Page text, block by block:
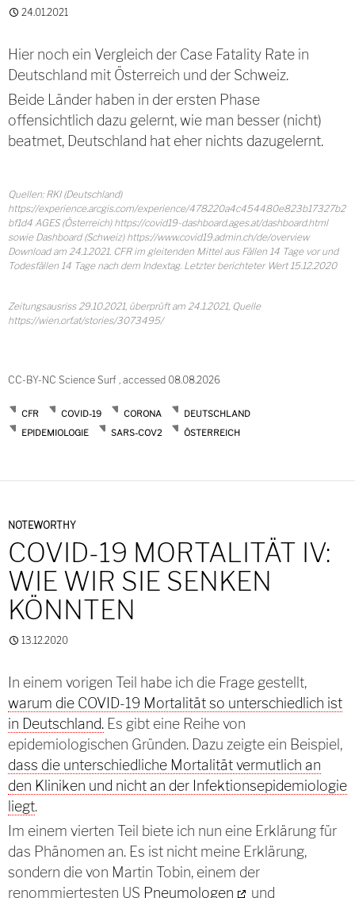
24.01.2021
Hier noch ein Vergleich der Case Fatality Rate in
Deutschland mit Österreich und der Schweiz.
Beide Länder haben in der ersten Phase
offensichtlich dazu gelernt, wie man besser (nicht)
beatmet, Deutschland hat eher nichts dazugelernt.
Quellen: RKI (Deutschland)
https://experience.arcgis.com/experience/478220a4c454480e823b17327b2
bf1d4 AGES (Österreich) https://covid19-dashboard.ages.at/dashboard.html
sowie Dashboard (Schweiz) https://www.covid19.admin.ch/de/overview
Download am 24.1.2021. CFR im gleitenden Mittel aus Fällen 14 Tage vor und
Todesfällen 14 Tage nach dem Indextag. Letzter berichteter Wert 15.12.2020
Zeitungsausriss 29.10.2021, überprüft am 24.1.2021, Quelle
https://wien.orf.at/stories/3073495/
CC-BY-NC Science Surf , accessed 08.08.2026
CFR COVID-19 CORONA
DEUTSCHLAND
EPIDEMIOLOGIE
SARS-COV2 ÖSTERREICH
NOTEWORTHY
COVID-19 MORTALITÄT IV:
WIE WIR SIE SENKEN
KÖNNTEN
13.12.2020
In einem vorigen Teil habe ich die Frage gestellt,
warum die COVID-19 Mortalität so unterschiedlich ist
in Deutschland. Es gibt eine Reihe von
epidemiologischen Gründen. Dazu zeigte ein Beispiel,
dass die unterschiedliche Mortalität vermutlich an
den Kliniken und nicht an der Infektionsepidemiologie
liegt.
Im einem vierten Teil biete ich nun eine Erklärung für
das Phänomen an. Es ist nicht meine Erklärung,
sondern die von Martin Tobin, einem der
renommiertesten US Pneumologen und